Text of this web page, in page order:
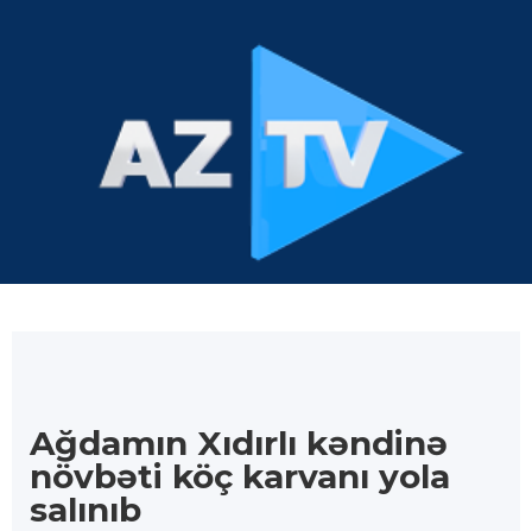
Ağdamın Xıdırlı kəndinə
növbəti köç karvanı yola
salınıb